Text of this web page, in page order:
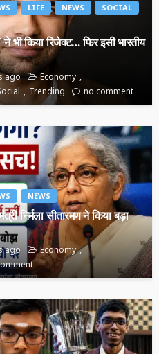
LIFE NEWS
SOCIAL
भी किया रिजेक्ट… फिर इसी भारतीय
ago
Economy
Trending no comment
NEWS
निर्मला सीतारमण ने किया बड़ा
ago
Economy